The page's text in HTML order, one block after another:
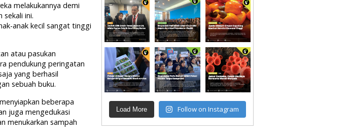
melakukannya demi
sekali ini.
anak kecil sangat tinggi
atau pasukan
pendukung peringatan
yang berhasil
sebuah buku.
beberapa
juga mengedukasi
menukarkan sampah
Load More Follow on Instagram